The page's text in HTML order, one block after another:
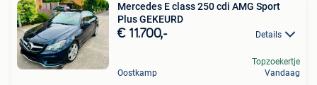
Mercedes E class 250 cdi AMG Sport
Plus GEKEURD
€ 11.700,- Details
Oostkamp
Topzoekertje
Vandaag